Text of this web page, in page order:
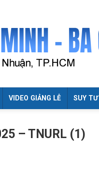
VIDEO GIẢNG LỄ SUY TƯ
– TNURL (1)